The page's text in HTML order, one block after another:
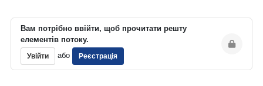
Вам потрібно ввійти, щоб прочитати решту
елементів потоку.
Увійти або Реєстрація